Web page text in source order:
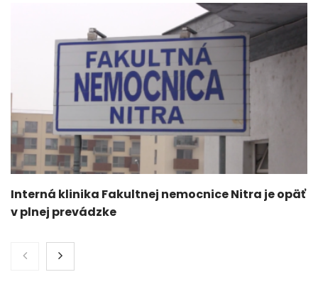
Interná klinika Fakultnej nemocnice Nitra je opäť
v plnej prevádzke